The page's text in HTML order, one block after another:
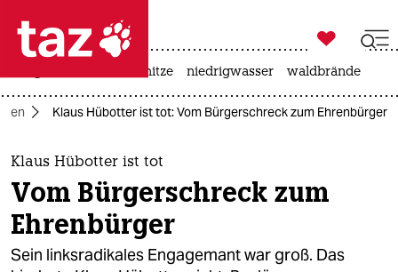
 taz zahl ich
taz zahl ich
themen
politik
öko

taz zahl ich
hitze niedrigwasser waldbrände
Klaus Hübotter ist tot: Vom Bürgerschreck zum Ehrenbürger
Klaus Hübotter ist tot
Vom Bürgerschreck zum
Ehrenbürger
Sein linksradikales Engagemant war groß. Das